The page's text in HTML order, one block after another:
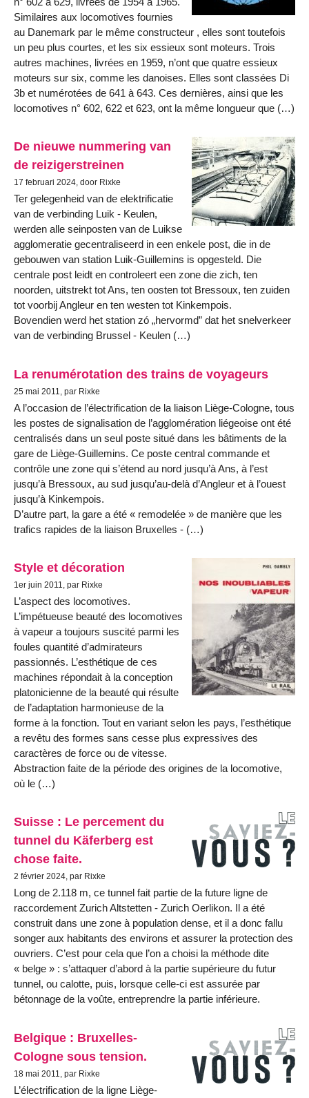
Similaires aux locomotives fournies
au Danemark par le même constructeur , elles sont toutefois
un peu plus courtes, et les six essieux sont moteurs. Trois
autres machines, livrées en 1959, n’ont que quatre essieux
moteurs sur six, comme les danoises. Elles sont classées Di
3b et numérotées de 641 à 643. Ces dernières, ainsi que les
locomotives n° 602, 622 et 623, ont la même longueur que (…)
De nieuwe nummering van
de reizigerstreinen
17 februari 2024, door Rixke
Ter gelegenheid van de elektrificatie
van de verbinding Luik - Keulen,
werden alle seinposten van de Luikse
agglomeratie gecentraliseerd in een enkele post, die in de
gebouwen van station Luik-Guillemins is opgesteld. Die
centrale post leidt en controleert een zone die zich, ten
noorden, uitstrekt tot Ans, ten oosten tot Bressoux, ten zuiden
tot voorbij Angleur en ten westen tot Kinkempois.
Bovendien werd het station zó „hervormd” dat het snelverkeer
van de verbinding Brussel - Keulen (…)
La renumérotation des trains de voyageurs
25 mai 2011, par Rixke
A l’occasion de l’électrification de la liaison Liège-Cologne, tous
les postes de signalisation de l’agglomération liégeoise ont été
centralisés dans un seul poste situé dans les bâtiments de la
gare de Liège-Guillemins. Ce poste central commande et
contrôle une zone qui s’étend au nord jusqu’à Ans, à l’est
jusqu’à Bressoux, au sud jusqu’au-delà d’Angleur et à l’ouest
jusqu’à Kinkempois.
D’autre part, la gare a été « remodelée » de manière que les
trafics rapides de la liaison Bruxelles - (…)
Style et décoration
1er juin 2011, par Rixke
L’aspect des locomotives.
L’impétueuse beauté des locomotives
à vapeur a toujours suscité parmi les
foules quantité d’admirateurs
passionnés. L’esthétique de ces
machines répondait à la conception
platonicienne de la beauté qui résulte
de l’adaptation harmonieuse de la
forme à la fonction. Tout en variant selon les pays, l’esthétique
a revêtu des formes sans cesse plus expressives des
caractères de force ou de vitesse.
Abstraction faite de la période des origines de la locomotive,
où le (…)
Suisse : Le percement du
tunnel du Käferberg est
chose faite.
2 février 2024, par Rixke
Long de 2.118 m, ce tunnel fait partie de la future ligne de
raccordement Zurich Altstetten - Zurich Oerlikon. Il a été
construit dans une zone à population dense, et il a donc fallu
songer aux habitants des environs et assurer la protection des
ouvriers. C’est pour cela que l’on a choisi la méthode dite
« belge » : s’attaquer d’abord à la partie supérieure du futur
tunnel, ou calotte, puis, lorsque celle-ci est assurée par
bétonnage de la voûte, entreprendre la partie inférieure.
Belgique : Bruxelles-
Cologne sous tension.
18 mai 2011, par Rixke
L’électrification de la ligne Liège-